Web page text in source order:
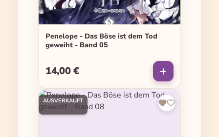
Penelope - Das Böse ist dem Tod
geweiht - Band 05
Regulärer Preis:
14,00 €
AUSVERKAUFT